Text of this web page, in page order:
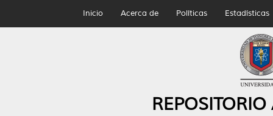
Inicio Acerca de Políticas Estadísticas